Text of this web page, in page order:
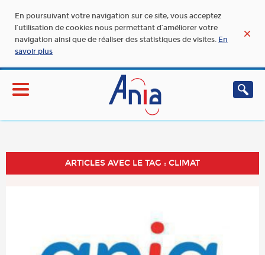
En poursuivant votre navigation sur ce site, vous acceptez
l’utilisation de cookies nous permettant d’améliorer votre
navigation ainsi que de réaliser des statistiques de visites. En
savoir plus
ARTICLES AVEC LE TAG : CLIMAT